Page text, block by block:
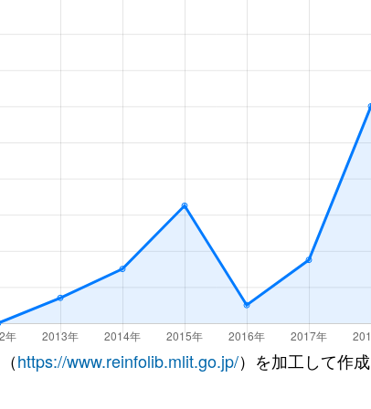
https://www.reinfolib.mlit.go.jp/）を加工して作成